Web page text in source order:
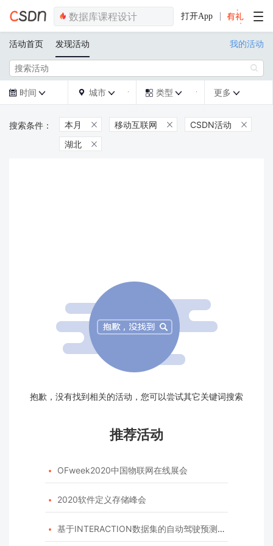
打开App
活动首页 发现活动 我的活动

 时间   城市   类型  更多 
本月  移动互联网  CSDN活动 
湖北 
抱歉，没有找到相关的活动，您可以尝试其它关键词搜索
推荐活动
 OFweek2020中国物联网在线展会
 2020软件定义存储峰会
 基于INTERACTION数据集的自动驾驶预测模型挑战赛